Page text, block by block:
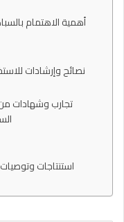
أهمية الاهتمام
نصائح وإرشادات
تجارب وشهادات
استنتاجات